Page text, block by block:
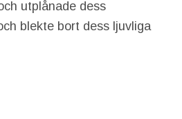
utplånade dess
blekte bort dess ljuvliga